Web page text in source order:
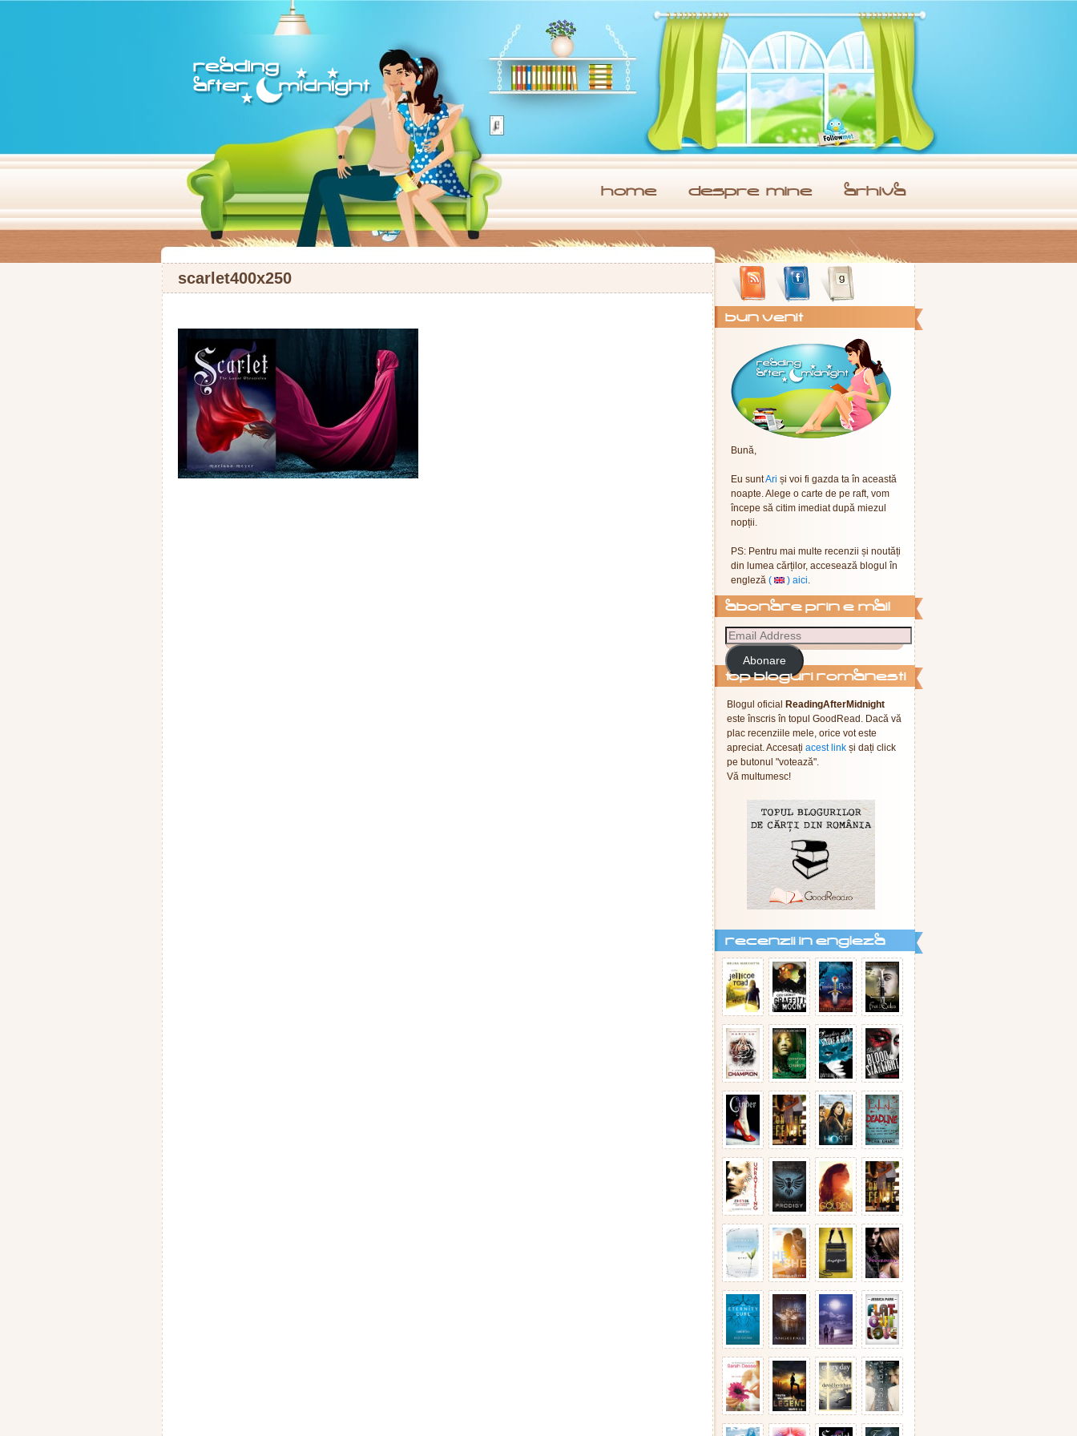
home despre. mine arhiva
scarlet400x250
Bun Venit !
Bună,
Eu suntAri și voi fi gazda ta în această
noapte. Alege o carte de pe raft, vom
începe să citim imediat după miezul
nopții.
PS: Pentru mai multe recenzii și noutăți
din lumea cărților, accesează blogul în
engleză ( ) aici.
abonare prin e-mail
Abonare
Top Bloguri Romanesti
Blogul oficial ReadingAfterMidnight
este înscris în topul GoodRead. Dacă vă
plac recenziile mele, orice vot este
apreciat. Accesați acest link și dați click
pe butonul "votează".
Vă multumesc!
recenzii in engleza